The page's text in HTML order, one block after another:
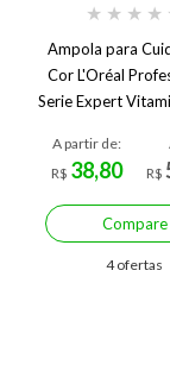
★ ★ ★ ★
Ampola para
Cor L'Oréal
Serie Expert
A partir de:
R$ 38,80
R$
Compare
4 ofertas